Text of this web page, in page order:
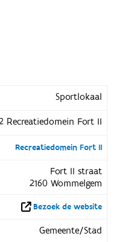
Sportlokaal
Recreatiedomein Fort II
Recreatiedomein Fort II
Fort II straat
2160 Wommelgem
Bezoek de website
Gemeente/Stad